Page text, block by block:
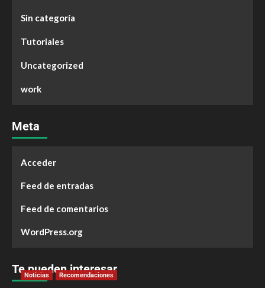
Sin categoría
Tutoriales
Uncategorized
work
Meta
Acceder
Feed de entradas
Feed de comentarios
WordPress.org
Te pueden interesar
Noticias Recomendaciones